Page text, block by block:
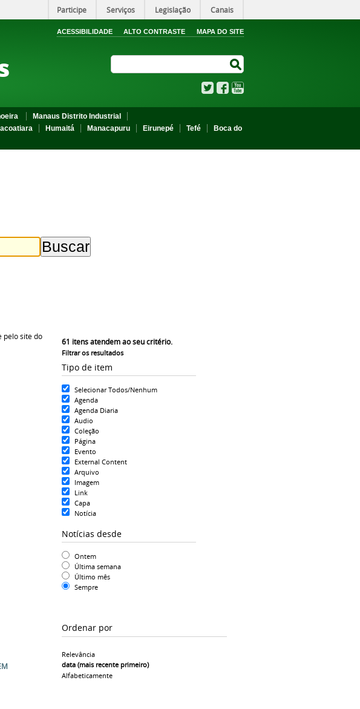
Participe Serviços Legislação Canais
ACESSIBILIDADE ALTO CONTRASTE MAPA DO SITE
TwitterFacebook
Manaus Distrito Industrial
Humaitá Manacapuru Eirunepé Tefé
Boca do
61 itens atendem ao seu critério.
Filtrar os resultados
Tipo de item
Selecionar Todos/Nenhum
Agenda
Agenda Diaria
Audio
Coleção
Página
Evento
External Content
Arquivo
Imagem
Link
Capa
Notícia
Notícias desde
Ontem
Última semana
Último mês
Sempre
Ordenar por
Relevância
data (mais recente primeiro)
Alfabeticamente
pelo site do